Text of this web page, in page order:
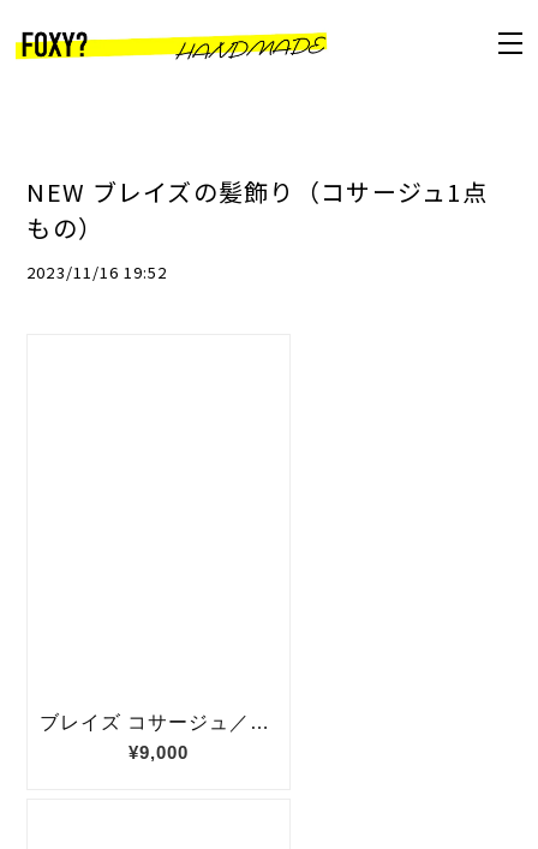
NEW ブレイズの髪飾り（コサージュ1点
もの）
2023/11/16 19:52